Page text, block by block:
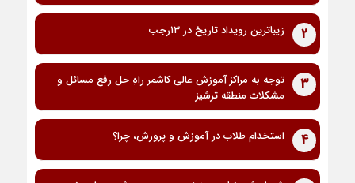
2 زیباترین رویداد تاریخ در ۱۳رجب
3
توجه به مراکز آموزش عالی کاشمر راهِ حل رفع مسائل و
مشکلات منطقه ترشیز
4 استخدام طلاب در آموزش و پرورش، چرا؟